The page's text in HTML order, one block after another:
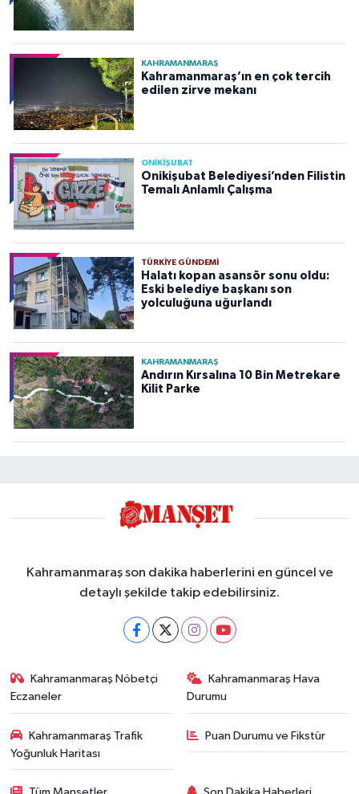
KAHRAMANMARAŞ
Kahramanmaraş’ın en çok tercih
edilen zirve mekanı
ONİKİŞUBAT
Onikişubat Belediyesi’nden Filistin
Temalı Anlamlı Çalışma
TÜRKIYE GÜNDEMI
Halatı kopan asansör sonu oldu:
Eski belediye başkanı son
yolculuğuna uğurlandı
KAHRAMANMARAŞ
Andırın Kırsalına 10 Bin Metrekare
Kilit Parke
Kahramanmaraş son dakika haberlerini en güncel ve
detaylı şekilde takip edebilirsiniz.
Kahramanmaraş Nöbetçi
Eczaneler
Kahramanmaraş Hava
Durumu
Kahramanmaraş Trafik
Yoğunluk Haritası
Puan Durumu ve Fikstür